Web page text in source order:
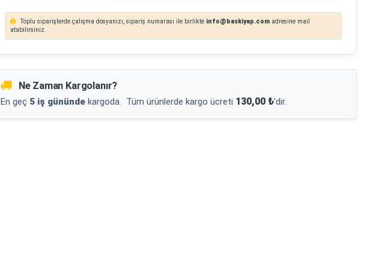
Toplu siparişlerde çalışma dosyanızı, sipariş numarası ile birlikte info@baskiyap.com adresine mail
atabilirsiniz.
Ne Zaman Kargolanır?
En geç 5 iş gününde kargoda. Tüm ürünlerde kargo ücreti 130,00 ₺'dir.